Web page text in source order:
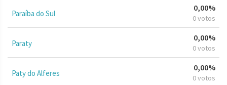
Paraíba do Sul
0,00%
0 votos
Paraty
0,00%
0 votos
Paty do Alferes
0,00%
0 votos